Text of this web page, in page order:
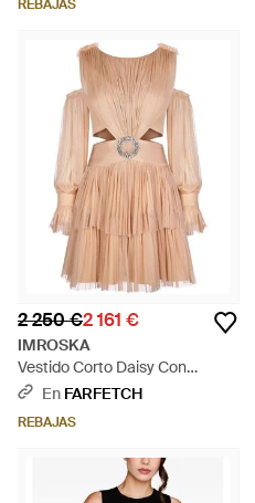
REBAJAS
2 250 €2 161 €
IMROSKA
Vestido Corto Daisy Con
Aberturas Y Apliques - Rosa
En FARFETCH
REBAJAS